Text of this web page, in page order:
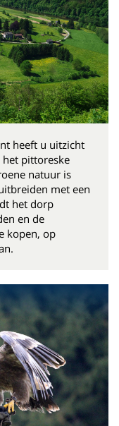
heeft u uitzicht
het pittoreske
natuur is
met een
het dorp
en de
kopen, op